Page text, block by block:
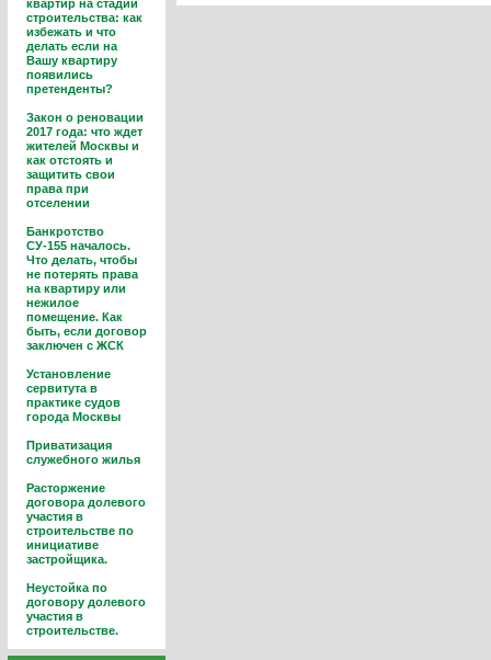
квартир на стадии
строительства: как
избежать и что
делать если на
Вашу квартиру
появились
претенденты?
Закон о реновации
2017 года: что ждет
жителей Москвы и
как отстоять и
защитить свои
права при
отселении
Банкротство
СУ-155 началось.
Что делать, чтобы
не потерять права
на квартиру или
нежилое
помещение. Как
быть, если договор
заключен с ЖСК
Установление
сервитута в
практике судов
города Москвы
Приватизация
служебного жилья
Расторжение
договора долевого
участия в
строительстве по
инициативе
застройщика.
Неустойка по
договору долевого
участия в
строительстве.